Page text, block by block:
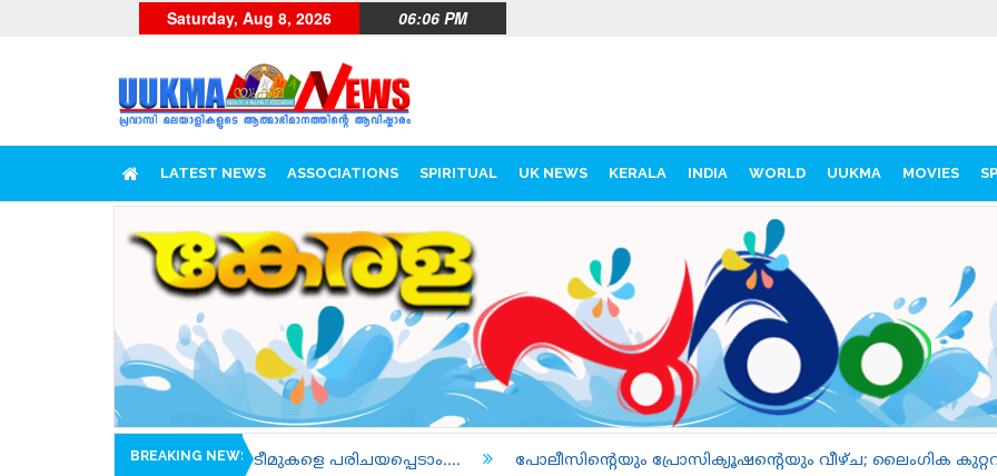
Saturday, Aug 8, 2026 06:06 PM
LATEST NEWS ASSOCIATIONS SPIRITUAL UK NEWS KERALA INDIA WORLD UUKMA MOVIES
BREAKING NEWS
ടീമുകളെ പരിചയപ്പെടാം.... പോലീസിന്റെയും പ്രോസിക്യൂഷന്റെയും വീഴ്ച; ലൈംഗിക കുറ്റവാളിയെ